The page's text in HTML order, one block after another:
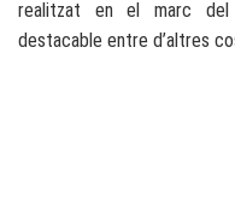
realitzat en el marc del
destacable entre d’altres